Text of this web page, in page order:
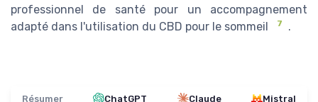
professionnel de santé pour un accompagnement
adapté dans l'utilisation du CBD pour le sommeil
7 .
Résumer ChatGPT Claude Mistral